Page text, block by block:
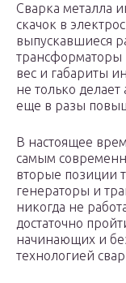
Сварка металла
скачок в
выпускавшиеся
вес и габариты
не только
еще в разы
В настоящее
самым
вторые позиции
генераторы и
никогда не
достаточно
начинающих и
технологией